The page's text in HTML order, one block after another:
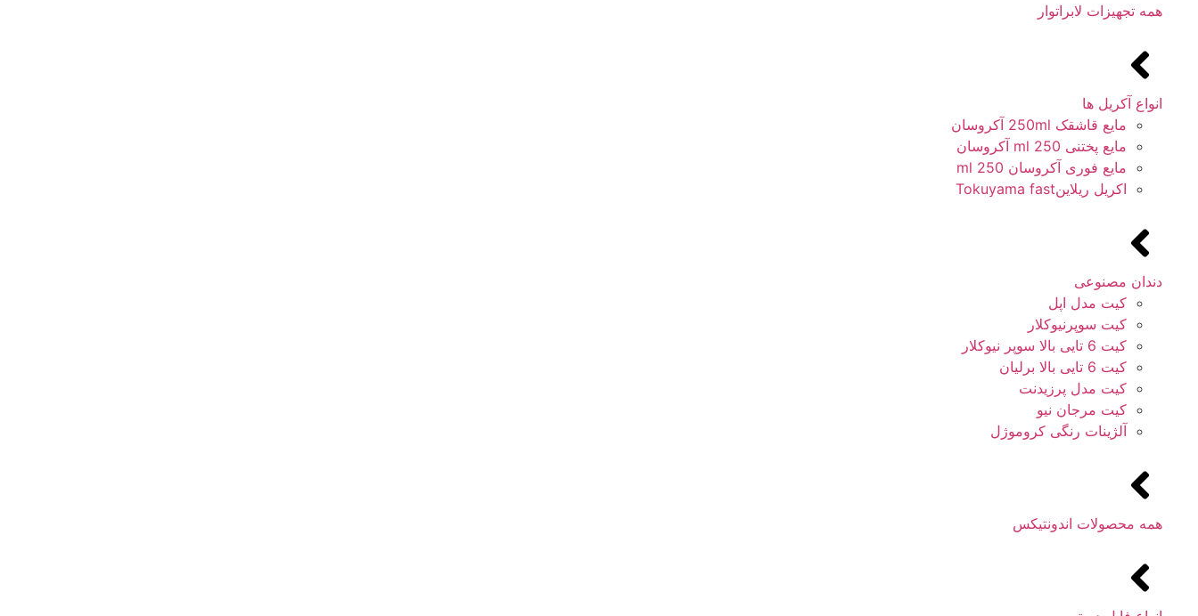
همه تجهیزات لابراتوار
انواع آکریل ها
مایع قاشقک 250ml آکروسان
مایع پختنی 250 ml آکروسان
مایع فوری آکروسان 250 ml
اکریل ریلاینTokuyama fast
دندان مصنوعی
کیت مدل اپل
کیت سوپرنیوکلار
کیت 6 تایی بالا سوپر نیوکلار
کیت 6 تایی بالا برلیان
کیت مدل پرزیدنت
کیت مرجان نیو
آلژینات رنگی کروموژل
همه محصولات اندونتیکس